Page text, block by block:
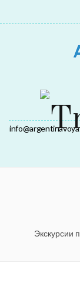
Экскурсии